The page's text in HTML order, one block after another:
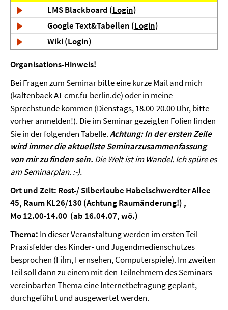
LMS Blackboard (Login)
Google Text&Tabellen (Login)
Wiki (Login)
Organisations-Hinweis!
Bei Fragen zum Seminar bitte eine kurze Mail and mich
(kaltenbaek AT cmr.fu-berlin.de) oder in meine
Sprechstunde kommen (Dienstags, 18.00-20.00 Uhr, bitte
vorher anmelden!). Die im Seminar gezeigten Folien finden
Sie in der folgenden Tabelle.Achtung: In der ersten Zeile
wird immer die aktuellste Seminarzusammenfassung
von mir zu finden sein. Die Welt ist im Wandel. Ich spüre es
am Seminarplan. :-).
Ort und Zeit: Rost-/ Silberlaube Habelschwerdter Allee
45, Raum KL26/130 (Achtung Raumänderung!) ,
Mo 12.00-14.00 (ab 16.04.07, wö.)
Thema: In dieser Veranstaltung werden im ersten Teil
Praxisfelder des Kinder- und Jugendmedienschutzes
besprochen (Film, Fernsehen, Computerspiele). Im zweiten
Teil soll dann zu einem mit den Teilnehmern des Seminars
vereinbarten Thema eine Internetbefragung geplant,
durchgeführt und ausgewertet werden.